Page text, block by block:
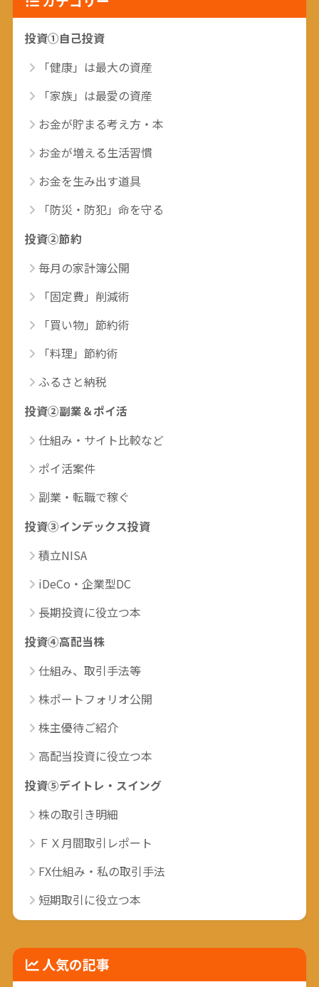
投資①自己投資
「健康」は最大の資産
「家族」は最愛の資産
お金が貯まる考え方・本
お金が増える生活習慣
お金を生み出す道具
「防災・防犯」命を守る
投資②節約
毎月の家計簿公開
「固定費」削減術
「買い物」節約術
「料理」節約術
ふるさと納税
投資②副業＆ポイ活
仕組み・サイト比較など
ポイ活案件
副業・転職で稼ぐ
投資③インデックス投資
積立NISA
iDeCo・企業型DC
長期投資に役立つ本
投資④高配当株
仕組み、取引手法等
株ポートフォリオ公開
株主優待ご紹介
高配当投資に役立つ本
投資⑤デイトレ・スイング
株の取引き明細
ＦＸ月間取引レポート
FX仕組み・私の取引手法
短期取引に役立つ本
人気の記事